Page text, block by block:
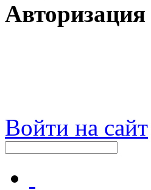
Авторизация
Войти на сайт